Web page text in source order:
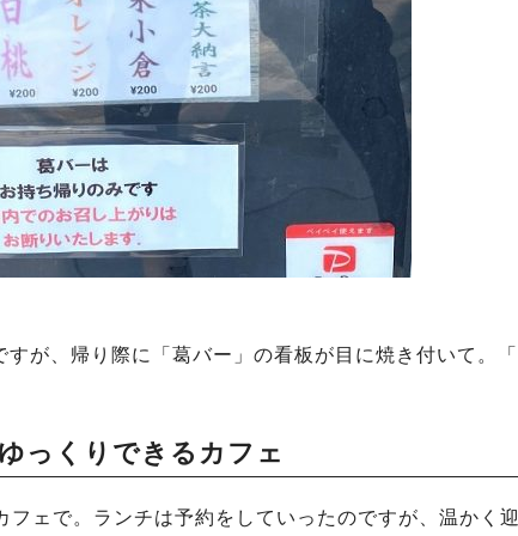
が、帰り際に「葛バー」の看板が目に焼き付いて。
っくりできるカフェ
フェで。ランチは予約をしていったのですが、温かく